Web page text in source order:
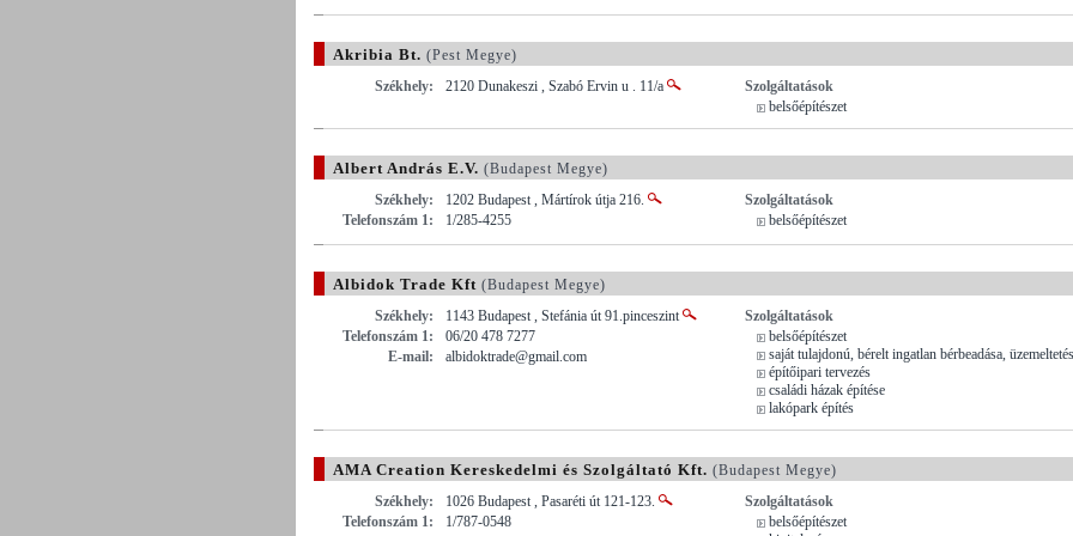
Akribia Bt. (Pest Megye)
Székhely:
2120 Dunakeszi , Szabó Ervin u . 11/a
Szolgáltatások
belsőépítészet
Albert András E.V. (Budapest Megye)
Székhely:
1202 Budapest , Mártírok útja 216.
Telefonszám 1:
1/285-4255
Szolgáltatások
belsőépítészet
Albidok Trade Kft (Budapest Megye)
Székhely:
1143 Budapest , Stefánia út 91.pinceszint
Telefonszám 1:
06/20 478 7277
E-mail:
albidoktrade@gmail.com
Szolgáltatások
belsőépítészet
saját tulajdonú, bérelt ingatlan bérbeadása,
építőipari tervezés
családi házak építése
lakópark építés
AMA Creation Kereskedelmi és Szolgáltató Kft. (Budapest Megye)
Székhely:
1026 Budapest , Pasaréti út 121-123.
Telefonszám 1:
1/787-0548
Szolgáltatások
belsőépítészet